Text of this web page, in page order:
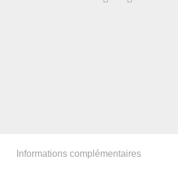
Informations complémentaires